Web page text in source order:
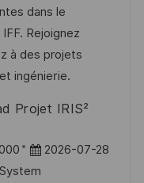
dans le
Rejoignez
à des projets
ingénierie.
Projet IRIS²
P
o
2026-07-28
System